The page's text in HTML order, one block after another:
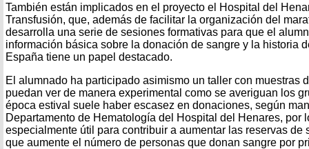
También están implicados en el proyecto el Hospital del
Transfusión, que, además de facilitar la organización del
desarrolla una serie de sesiones formativas para que el
información básica sobre la donación de sangre y la historia
España tiene un papel destacado.
El alumnado ha participado asimismo un taller con muestras
puedan ver de manera experimental como se averiguan los
época estival suele haber escasez en donaciones, según
Departamento de Hematología del Hospital del Henares, por
especialmente útil para contribuir a aumentar las reservas de
que aumente el número de personas que donan sangre por